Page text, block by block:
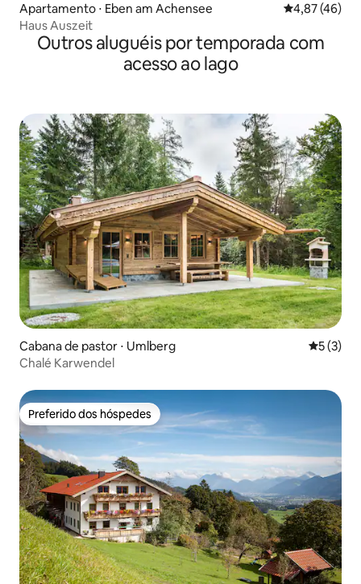
Apartamento ⋅ Eben am Achensee 4,87 de uma
4,87 (46)
Haus Auszeit
Outros aluguéis por temporada com
acesso ao lago
Cabana de pastor ⋅ Umlberg 5 de
5 (3)
Chalé Karwendel
Preferido dos hóspedes
Preferido dos hóspedes